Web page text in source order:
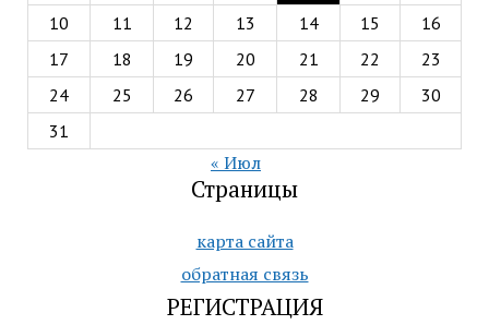
10
11 12 13 14 15
16
17
18 19 20 21 22
23
24
25 26 27 28 29
30
31
« Июл
Страницы
карта сайта
обратная связь
РЕГИСТРАЦИЯ